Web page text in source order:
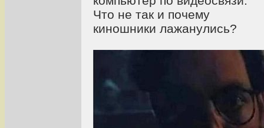
Что не так и почему
киношники лажанулись?